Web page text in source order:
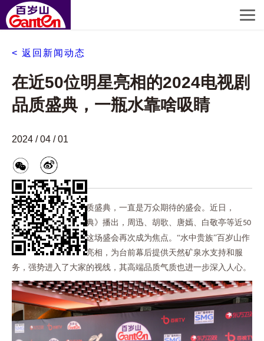
< 返回新闻动态
在近50位明星亮相的2024电视剧
品质盛典，一瓶水靠啥吸睛
2024 / 04 / 01
一年一度的电视剧品质盛典，一直是万众期待的盛会。近日，
《2024电视剧品质盛典》播出，周迅、胡歌、唐嫣、白敬亭等近50
位明星齐聚一堂，让这场盛会再次成为焦点。“水中贵族”百岁山作
为盛典独家冠名品牌亮相，为台前幕后提供天然矿泉水支持和服
务，强势进入了大家的视线，其高端品质气质也进一步深入人心。